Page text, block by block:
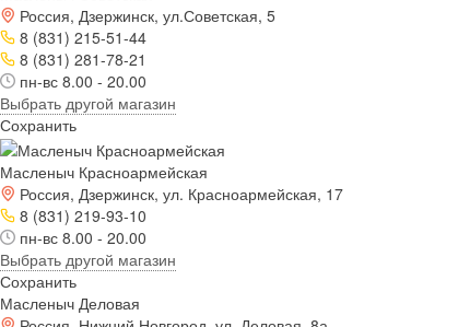
Россия, Дзержинск, ул.Советская, 5
8 (831) 215-51-44
8 (831) 281-78-21
пн-вс 8.00 - 20.00
Выбрать другой магазин
Сохранить
Масленыч Красноармейская
Россия, Дзержинск, ул. Красноармейская, 17
8 (831) 219-93-10
пн-вс 8.00 - 20.00
Выбрать другой магазин
Сохранить
Масленыч Деловая